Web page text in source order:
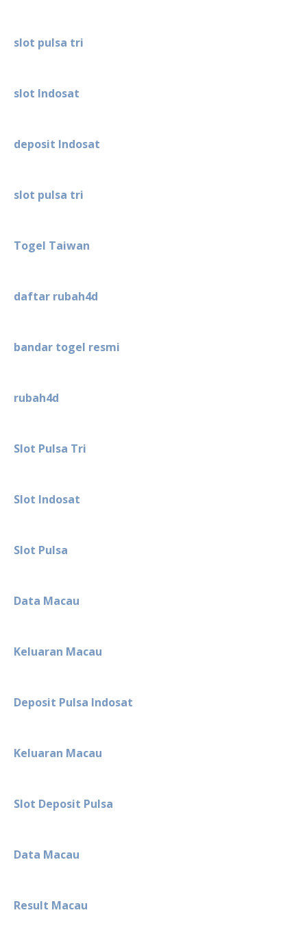
slot pulsa tri
slot Indosat
deposit Indosat
slot pulsa tri
Togel Taiwan
daftar rubah4d
bandar togel resmi
rubah4d
Slot Pulsa Tri
Slot Indosat
Slot Pulsa
Data Macau
Keluaran Macau
Deposit Pulsa Indosat
Keluaran Macau
Slot Deposit Pulsa
Data Macau
Result Macau